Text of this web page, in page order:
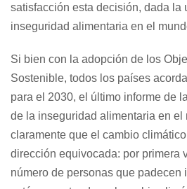
satisfacción esta decisión, dada la
inseguridad alimentaria en el
Si bien con la adopción de los
Sostenible, todos los países
para el 2030, el último informe de
de la inseguridad alimentaria en el
claramente que el cambio
dirección equivocada: por primera
número de personas que padecen